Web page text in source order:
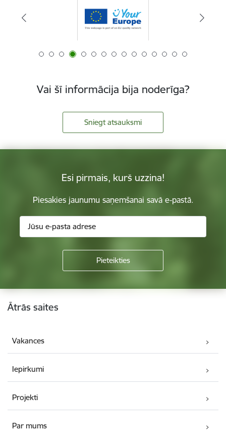
Vai šī informācija bija noderīga?
Sniegt atsauksmi
Esi pirmais, kurš uzzina!
Piesakies jaunumu saņemšanai savā e-pastā.
Kājene
Ātrās saites
Vakances
Iepirkumi
Projekti
Par mums